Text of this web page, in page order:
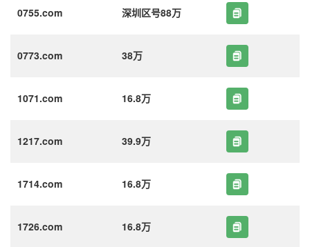
0755.com 深圳区号88万
0773.com 38万
1071.com 16.8万
1217.com 39.9万
1714.com 16.8万
1726.com 16.8万